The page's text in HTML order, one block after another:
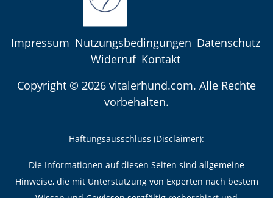
Impressum Nutzungsbedingungen Datenschutz
Widerruf Kontakt
Copyright © 2026 vitalerhund.com. Alle Rechte
vorbehalten.
Haftungsausschluss (Disclaimer):
Die Informationen auf diesen Seiten sind allgemeine
Hinweise, die mit Unterstützung von Experten nach bestem